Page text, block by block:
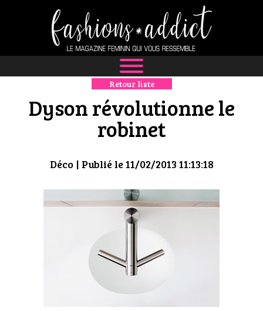
NEWS
MODE
BOUTIQUE
CULTURE
HIGH TECH
MAISON
Retour liste
Dyson révolutionne le
robinet
Déco| Publié le 11/02/2013 11:13:18